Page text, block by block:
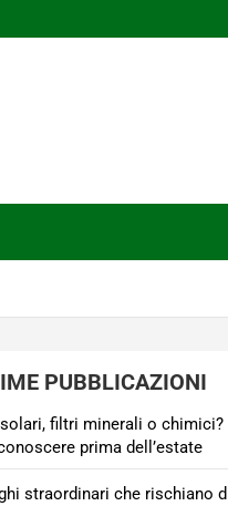
PUBBLICAZIONI
filtri minerali o chimici?
prima dell’estate
straordinari che rischiano